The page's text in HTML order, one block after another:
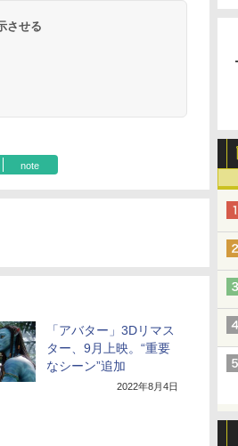
させる
note
「アバター」3Dリマス
ター、9月上映。“重要
なシーン”追加
2022年8月4日